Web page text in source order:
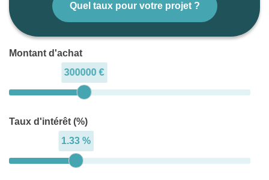
Quel taux pour votre projet ?
Montant d'achat
300000 €
Taux d'intérêt (%)
1.33 %